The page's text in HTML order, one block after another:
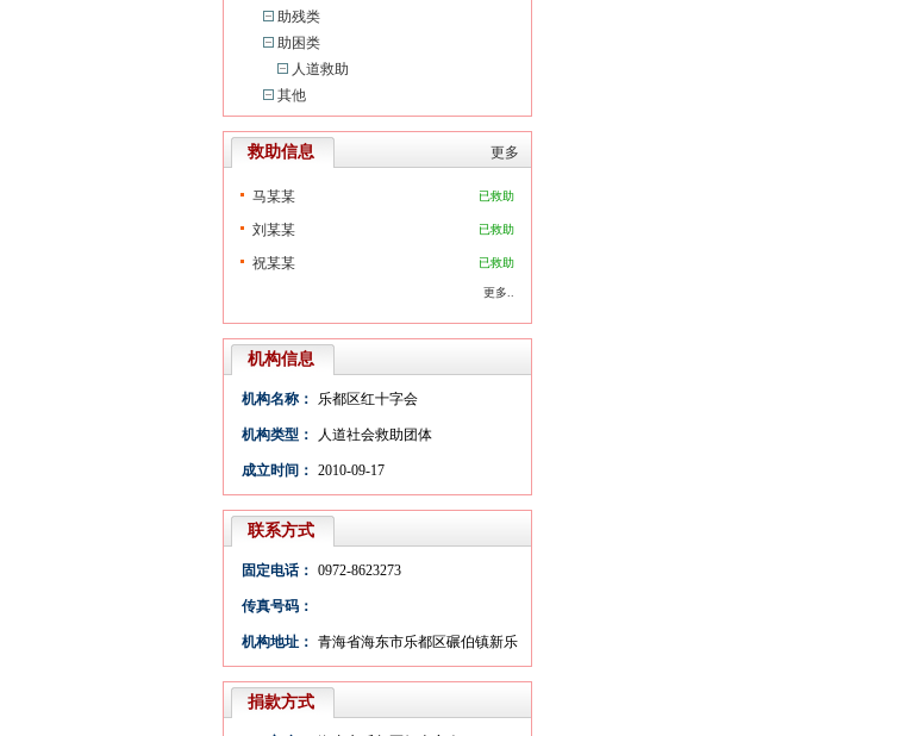
助残类
助困类
人道救助
其他
更多
救助信息
已救助
马某某
已救助
刘某某
已救助
祝某某
更多..
机构信息
机构名称： 乐都区红十字会
机构类型： 人道社会救助团体
成立时间： 2010-09-17
联系方式
固定电话： 0972-8623273
传真号码：
机构地址： 青海省海东市乐都区碾伯镇新乐
大街3号
捐款方式